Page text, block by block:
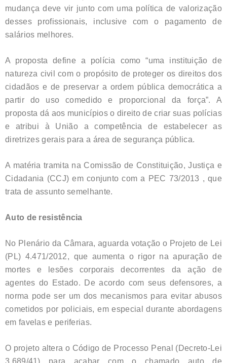
mudança deve vir junto com uma política de valorização
desses profissionais, inclusive com o pagamento de
salários melhores.
A proposta define a polícia como “uma instituição de
natureza civil com o propósito de proteger os direitos dos
cidadãos e de preservar a ordem pública democrática a
partir do uso comedido e proporcional da força”. A
proposta dá aos municípios o direito de criar suas polícias
e atribui à União a competência de estabelecer as
diretrizes gerais para a área de segurança pública.
A matéria tramita na Comissão de Constituição, Justiça e
Cidadania (CCJ) em conjunto com a PEC 73/2013 , que
trata de assunto semelhante.
Auto de resistência
No Plenário da Câmara, aguarda votação o Projeto de Lei
(PL) 4.471/2012, que aumenta o rigor na apuração de
mortes e lesões corporais decorrentes da ação de
agentes do Estado. De acordo com seus defensores, a
norma pode ser um dos mecanismos para evitar abusos
cometidos por policiais, em especial durante abordagens
em favelas e periferias.
O projeto altera o Código de Processo Penal (Decreto-Lei
3.689/41) para acabar com o chamado auto de